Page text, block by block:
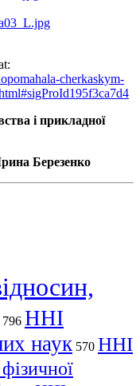
cherkaskym-
і прикладної
Березенко
796 ННІ
наук 570 ННІ